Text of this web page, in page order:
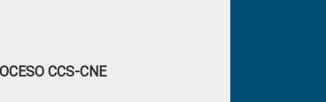
CCS-CNE